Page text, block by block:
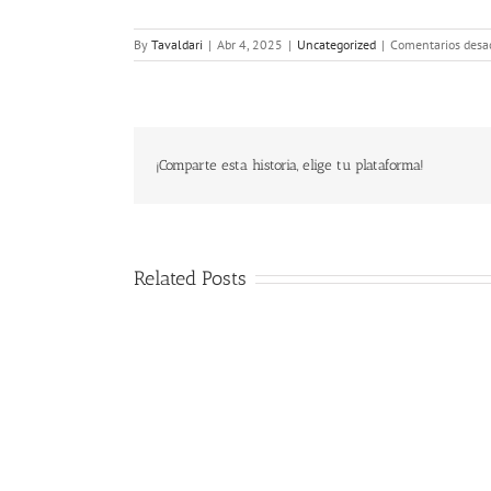
By Tavaldari | Abr 4, 2025 | Uncategorized | Comentarios
¡Comparte esta historia, elige tu plataforma!
Related Posts